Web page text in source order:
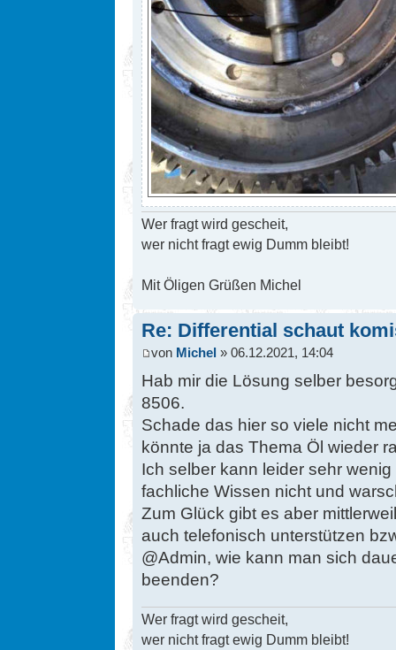
Wer fragt wird gescheit,
wer nicht fragt ewig Dumm bleibt!
Mit Öligen Grüßen Michel
Re: Differential schaut
von Michel » 06.12.2021, 14:04
Hab mir die Lösung selber
8506.
Schade das hier so viele nicht
könnte ja das Thema Öl wieder
Ich selber kann leider sehr
fachliche Wissen nicht und
Zum Glück gibt es aber
auch telefonisch unterstützen
@Admin, wie kann man sich
beenden?
Wer fragt wird gescheit,
wer nicht fragt ewig Dumm bleibt!